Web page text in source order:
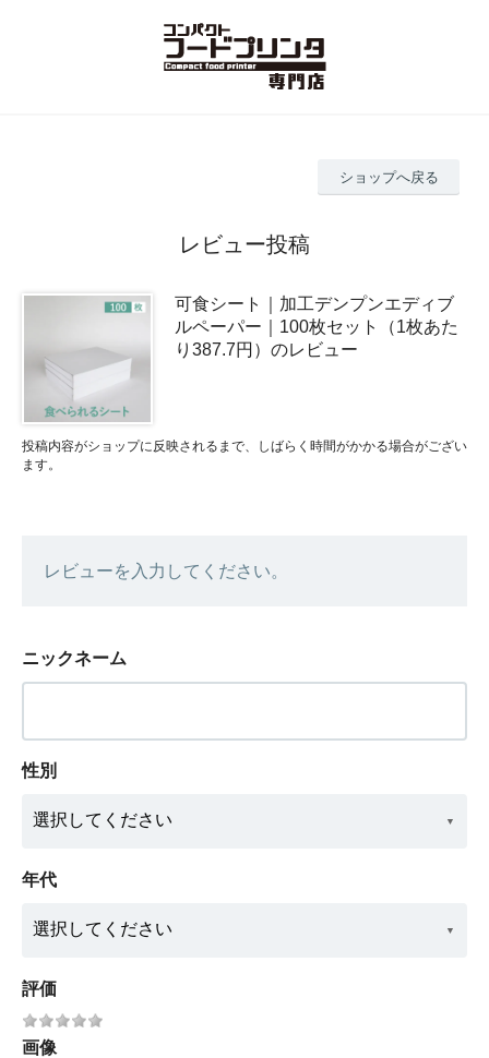
ショップへ戻る
レビュー投稿
可食シート｜加工デンプンエディブ
ルペーパー｜100枚セット（1枚あた
り387.7円）のレビュー
投稿内容がショップに反映されるまで、しばらく時間がかかる場合がござい
ます。
レビューを入力してください。
ニックネーム
性別
年代
評価
画像